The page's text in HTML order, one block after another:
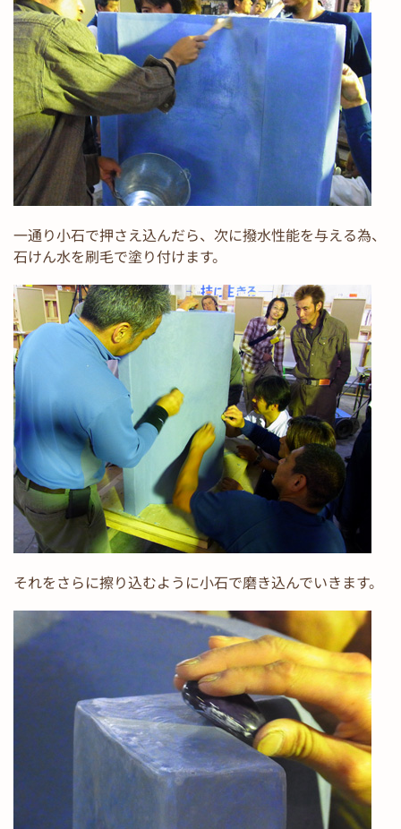
一通り小石で押さえ込んだら、次に撥水性能を与える為、
石けん水を刷毛で塗り付けます。
それをさらに擦り込むように小石で磨き込んでいきます。